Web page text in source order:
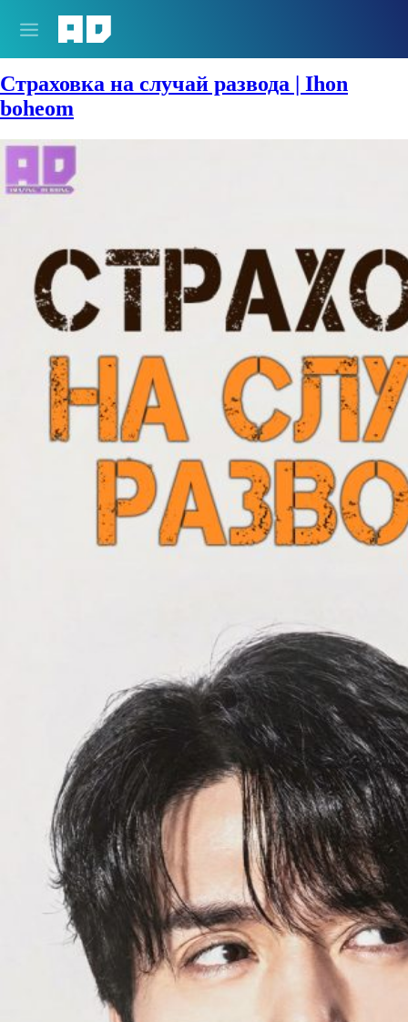
Жанры:
Страховка на случай развода | Ihon
boheom